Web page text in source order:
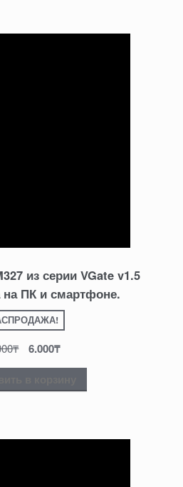
из серии VGate v1.5
на ПК и смартфоне.
₸ 6.000₸